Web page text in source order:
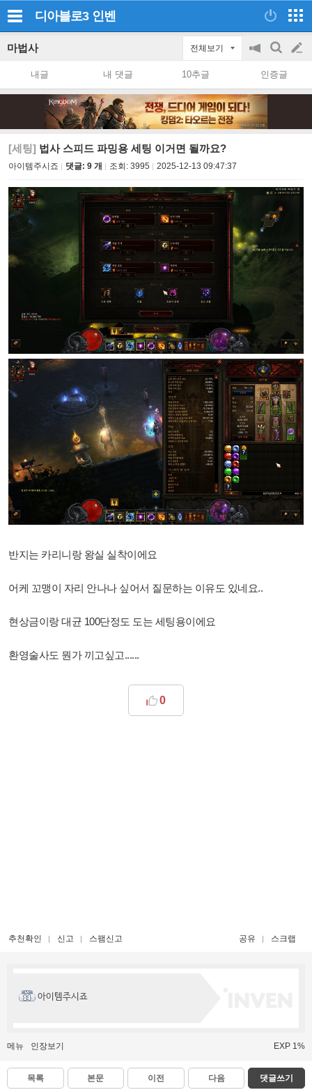
디아블로3 인벤
마법사 전체보기
공
on/off
검
색
글
쓰
내글 내 댓글 10추글 인증글
[세팅] 법사 스피드 파밍용 세팅 이거면 될까요?
아이템주시죠 댓글: 9 개 조회: 3995 2025-12-13 09:47:37
반지는 카리니랑 왕실 실착이에요
어케 꼬맹이 자리 안나나 싶어서 질문하는 이유도 있네요..
현상금이랑 대균 100단정도 도는 세팅용이에요
환영술사도 뭔가 끼고싶고......
0
추천확인 신고 스팸신고 공유 스크랩
아이템주시죠
메뉴 인장보기 EXP 1%
목록 본문 이전 다음 댓글쓰기